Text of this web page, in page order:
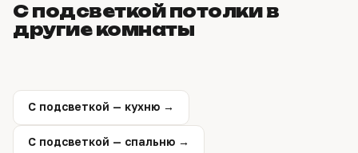
Замер ни к чему не обязывает.
С подсветкой потолки в
другие комнаты
С подсветкой — кухню →
С подсветкой — спальню →